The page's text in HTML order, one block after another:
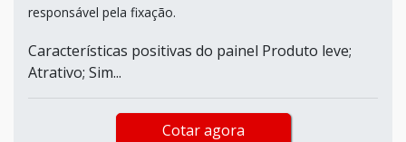
responsável pela fixação.
Características positivas do painel Produto leve;
Atrativo; Sim...
Cotar agora